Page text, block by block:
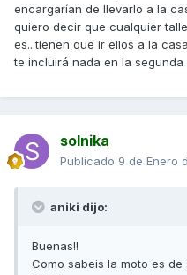
encargarían de llevarlo a la
quiero decir que cualquier
es...tienen que ir ellos a la
te incluirá nada en la segunda
solnika
Publicado 9 de Enero
aniki dijo:
Buenas!!
Como sabeis la moto es